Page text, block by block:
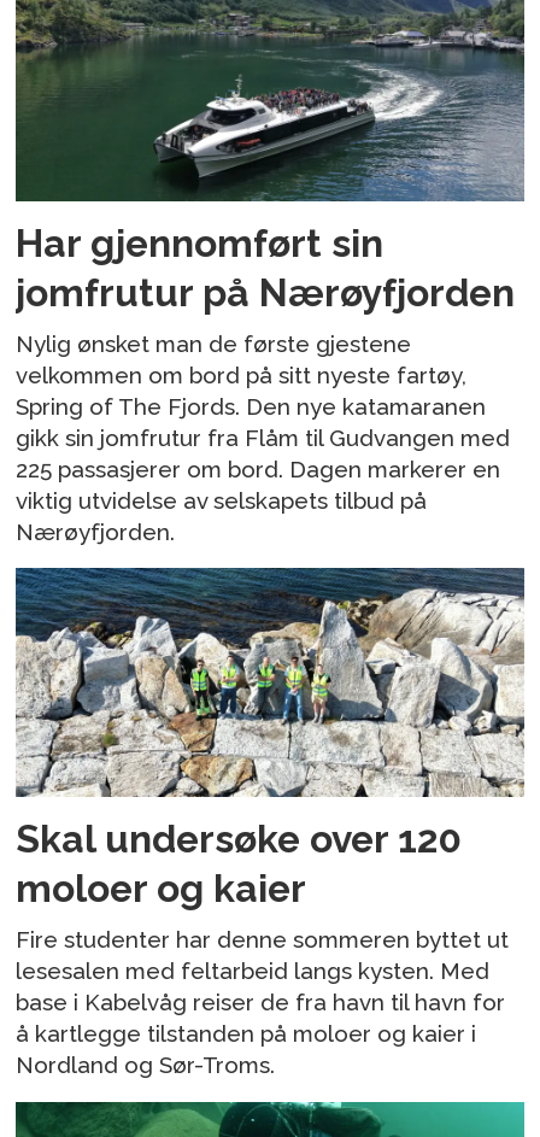
Har gjennomført sin
jomfrutur på Nærøyfjorden
Nylig ønsket man de første gjestene
velkommen om bord på sitt nyeste fartøy,
Spring of The Fjords. Den nye katamaranen
gikk sin jomfrutur fra Flåm til Gudvangen med
225 passasjerer om bord. Dagen markerer en
viktig utvidelse av selskapets tilbud på
Nærøyfjorden.
Skal undersøke over 120
moloer og kaier
Fire studenter har denne sommeren byttet ut
lesesalen med feltarbeid langs kysten. Med
base i Kabelvåg reiser de fra havn til havn for
å kartlegge tilstanden på moloer og kaier i
Nordland og Sør-Troms.